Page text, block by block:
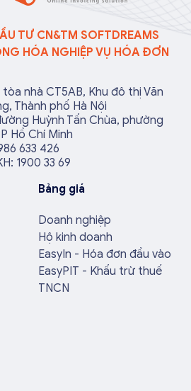
TƯ CN&TM SOFTDREAMS
HÓA NGHIỆP VỤ HÓA ĐƠN
nhà CT5AB, Khu đô thị Văn
Thành phố Hà Nội
Huỳnh Tấn Chùa, phường
Hồ Chí Minh
633 426
1900 33 69
Bảng giá
Doanh nghiệp
Hộ kinh doanh
EasyIn - Hóa đơn đầu vào
EasyPIT - Khấu trừ thuế
TNCN